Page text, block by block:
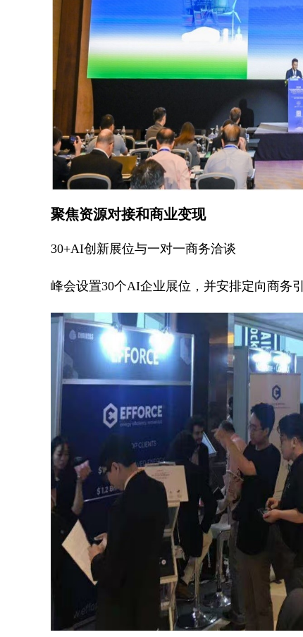
聚焦资源对接和商业变现
30+AI创新展位与一对一商务洽谈
峰会设置30个AI企业展位，并安排定向商务